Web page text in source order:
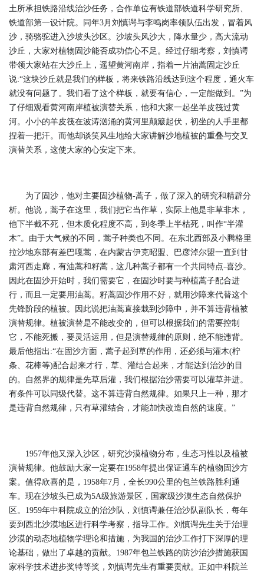
土所承担铁路沿线治沙任务，合作单位有铁道部铁道科学研究所、
铁道部第一设计院。同年3月刘慎谔与李鸣岗率领队伍出发，冒着风
沙，骑骆驼进入沙坡头沙区。沙坡头风沙大，降水量少，高大流动
沙丘，大家对植物固沙能否成功信心不足。经过仔细考察，刘慎谔
带领大家站在大沙丘上，遥望黄河南岸，指着一片油蒿固定沙丘
说:“这块沙丘就是我们的样板，将来铁路沿线达到这个程度，通火车
就没有问题了。我们看了这个样板，就要有信心，一定能做到。”为
了仔细观看黄河南岸植被演替关系，他和大家一起坐羊皮筏过黄
河。小小的羊皮筏在波涛汹涌的黄河里颠簸起伏，初坐的人手里都
捏着一把汗。而他却谈笑风生地给大家讲解沙地植被的重叠与交叉
演替关系，这使大家的心安定下来。
为了固沙，他对主要固沙植物-蒿子，做了深入的研究和精辟分
析。他说，蒿子在这里，我们把它当作草，实际上他是非草非木，
他下半截不死，但木质化程度不高，到冬季上半枯死，叫作“半灌
木”。由于大气候的不同，蒿子种类也不同。在东北西部及小腾格里
拉沙地东部有差巴嘎蒿，在内蒙古伊克昭盟、巴彦淖尔盟一直到甘
肃河西走廊，有油蒿和籽蒿，这几种蒿子都有一个共同特点-喜沙。
因此在固沙开始时，我们需要它，在固沙时要与种植蒿子配合进
行，而且一定要用油蒿。籽蒿固沙作用不好，就用沙障来代替这个
先锋阶段的植被。因此说把油蒿直接栽到沙障中，并不算违背植被
演替规律。植被演替是不能改变的，但可以根据我们的需要控制
它，不能死搬，要灵活运用，但是演替规律的原则，绝不能违背。
最后他指出:“在固沙方面，蒿子起到草的作用，还必须与灌木(柠
条、花棒等)配合起来才行，草、灌结合起来，才能达到治沙的目
的。自然界的规律是先草后灌，我们根据治沙需要可以灌草并进。
有条件可以同级代替。这不算违背自然规律。如果只上一种，那才
是违背自然规律，只有草灌结合，才能加快改造自然的速度。”
1957年他又深入沙区，研究沙漠植物分布，生态习性以及植被
演替规律。他鼓励大家一定要在1958年提出保证通车的植物固沙方
案。值得欣喜的是，1958年7月，全长990公里的包兰铁路胜利通
车。现在沙坡头已成为5A级旅游景区，国家级沙漠生态自然保护
区。1959年中科院成立的治沙队，刘慎谔兼任治沙队副队长，每年
要到西北沙漠地区进行科学考察，指导工作。刘慎谔先生关于治理
沙漠的动态地植物学理论和措施，为我国的治沙工作打下深厚的理
论基础，做出了卓越的贡献。1987年包兰铁路的防沙治沙措施获国
家科学技术进步奖特等奖，刘慎谔先生有重要贡献。正如中科院兰